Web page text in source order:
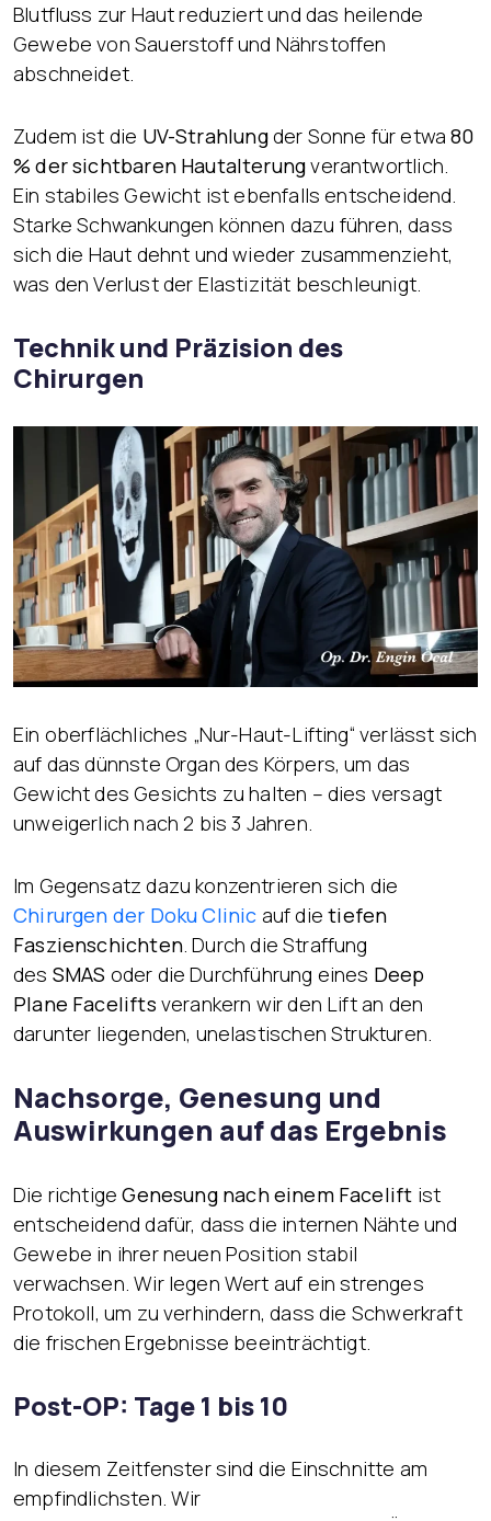
Blutfluss zur Haut reduziert und das heilende
Gewebe von Sauerstoff und Nährstoffen
abschneidet.
Zudem ist die UV-Strahlungder Sonne für etwa80
% der sichtbaren Hautalterungverantwortlich.
Ein stabiles Gewicht ist ebenfalls entscheidend.
Starke Schwankungen können dazu führen, dass
sich die Haut dehnt und wieder zusammenzieht,
was den Verlust der Elastizität beschleunigt.
Technik und Präzision des
Chirurgen
Ein oberflächliches „Nur-Haut-Lifting“ verlässt sich
auf das dünnste Organ des Körpers, um das
Gewicht des Gesichts zu halten – dies versagt
unweigerlich nach 2 bis 3 Jahren.
Im Gegensatz dazu konzentrieren sich die
Chirurgen der Doku Clinic auf dietiefen
Faszienschichten. Durch die Straffung
des SMAS oder die Durchführung eines Deep
Plane Facelifts verankern wir den Lift an den
darunter liegenden, unelastischen Strukturen.
Nachsorge, Genesung und
Auswirkungen auf das Ergebnis
Die richtigeGenesung nach einem Facelift ist
entscheidend dafür, dass die internen Nähte und
Gewebe in ihrer neuen Position stabil
verwachsen. Wir legen Wert auf ein strenges
Protokoll, um zu verhindern, dass die Schwerkraft
die frischen Ergebnisse beeinträchtigt.
Post-OP: Tage 1 bis 10
In diesem Zeitfenster sind die Einschnitte am
empfindlichsten. Wir